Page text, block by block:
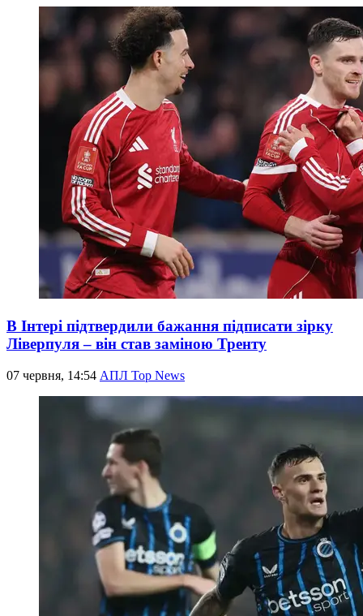
В Інтері підтвердили бажання підписати зірку
Ліверпуля – він став заміною Тренту
07 червня, 14:54 АПЛ Top News